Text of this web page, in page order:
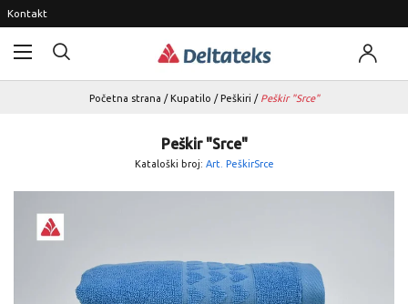
Kontakt
Početna strana / Kupatilo / Peškiri / Peškir "Srce"
Peškir "Srce"
Kataloški broj: Art. PeškirSrce